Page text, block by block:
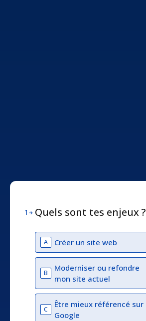
1 Quels sont tes enjeux ?
A Créer un site web
B
Moderniser ou refondre
mon site actuel
C
Être mieux référencé sur
Google